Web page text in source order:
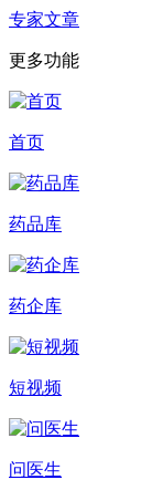
专家文章
更多功能
首页
药品库
药企库
短视频
问医生